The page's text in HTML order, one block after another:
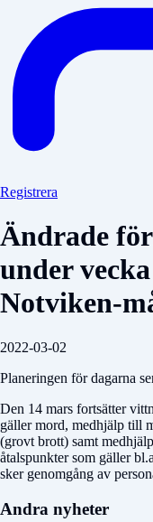
Registrera
Ändrade
under
Notviken-
2022-03-02
Planeringen för dagarna
Den 14 mars fortsätter
gäller mord, medhjälp till
(grovt brott) samt
åtalspunkter som gäller
sker genomgång av
Andra nyheter